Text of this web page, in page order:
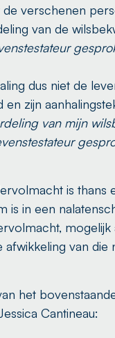
verschenen
van de
dus niet de
zijn
van mijn
is
is in een
van die
het
Cantineau: